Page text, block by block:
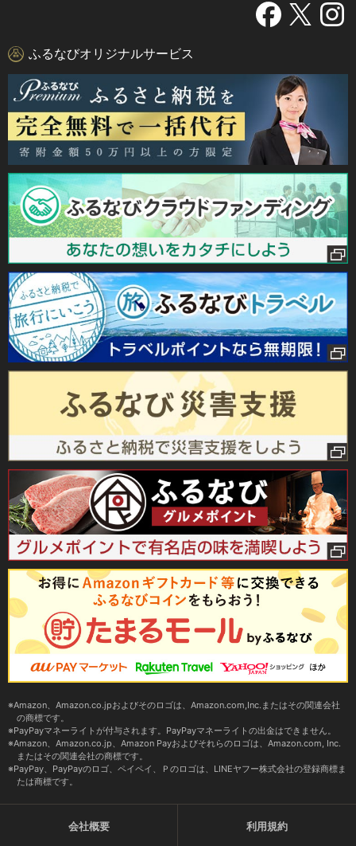
ふるなびオリジナルサービス
Amazon、Amazon.co.jpおよびそのロゴは、Amazon.com,Inc.またはその関連会社
の商標です。
PayPayマネーライトが付与されます。PayPayマネーライトの出金はできません。
Amazon、Amazon.co.jp、Amazon Payおよびそれらのロゴは、Amazon.com, Inc.
またはその関連会社の商標です。
PayPay、PayPayのロゴ、ペイペイ、Ｐのロゴは、LINEヤフー株式会社の登録商標ま
たは商標です。
会社概要 利用規約